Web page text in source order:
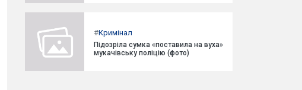
#Кримінал
Підозріла сумка «поставила на вуха»
мукачівську поліцію (фото)